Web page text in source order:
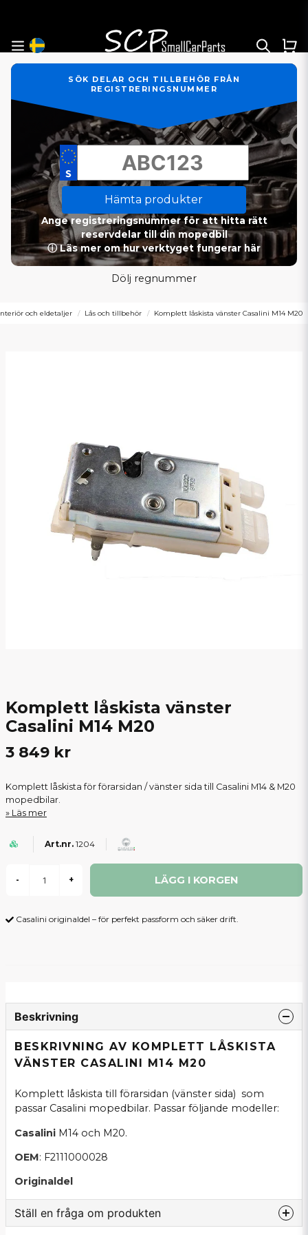
SÖK DELAR OCH TILLBEHÖR FRÅN
REGISTRERINGSNUMMER
Hämta produkter
Ange registreringsnummer för att hitta rätt
reservdelar till din mopedbil
ⓘ Läs mer om hur verktyget fungerar här
Dölj regnummer
och eldetaljer Lås och tillbehör Komplett låskista vänster Casalini M14 M20
Komplett låskista vänster
Casalini M14 M20
3 849 kr
Komplett låskista för förarsidan / vänster sida till Casalini M14 & M20
mopedbilar.
Läs mer
1204
- + LÄGG I KORGEN
Casalini originaldel – för perfekt passform och säker drift.
Beskrivning
BESKRIVNING AV KOMPLETT LÅSKISTA
VÄNSTER CASALINI M14 M20
Komplett låskista till förarsidan (vänster sida) som
passar Casalini mopedbilar. Passar följande modeller:
Casalini M14 och M20.
OEM: F2111000028
Originaldel
Ställ en fråga om produkten